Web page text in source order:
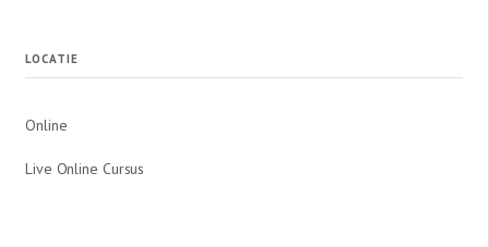
LOCATIE
Online
Live Online Cursus